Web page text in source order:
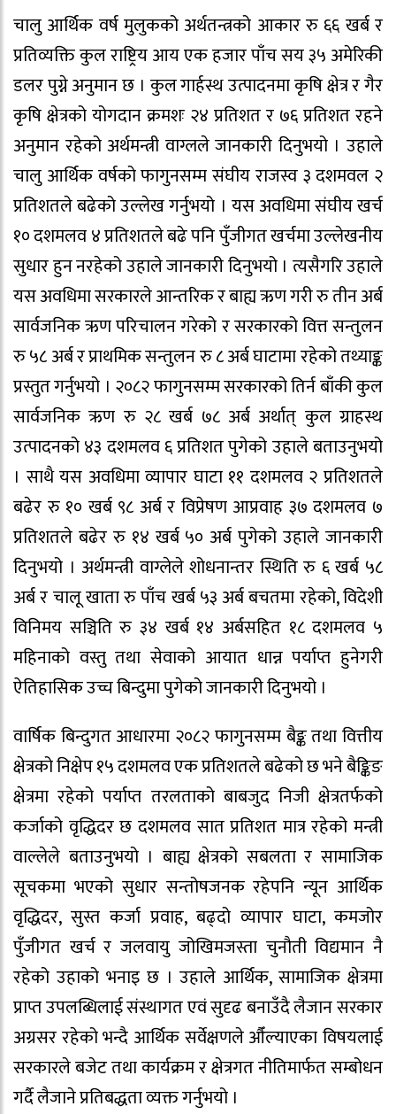
चालु आर्थिक वर्ष मुलुकको अर्थतन्त्रको आकार रु ६६ खर्ब र
प्रतिव्यक्ति कुल राष्ट्रिय आय एक हजार पाँच सय ३५ अमेरिकी
डलर पुग्ने अनुमान छ । कुल गार्हस्थ उत्पादनमा कृषि क्षेत्र र गैर
कृषि क्षेत्रको योगदान क्रमशः २४ प्रतिशत र ७६ प्रतिशत रहने
अनुमान रहेको अर्थमन्त्री वाग्लले जानकारी दिनुभयो । उहाले
चालु आर्थिक वर्षको फागुनसम्म संघीय राजस्व ३ दशमवल २
प्रतिशतले बढेको उल्लेख गर्नुभयो । यस अवधिमा संघीय खर्च
१० दशमलव ४ प्रतिशतले बढे पनि पुँजीगत खर्चमा उल्लेखनीय
सुधार हुन नरहेको उहाले जानकारी दिनुभयो । त्यसैगरि उहाले
यस अवधिमा सरकारले आन्तरिक र बाह्य ऋण गरी रु तीन अर्ब
सार्वजनिक ऋण परिचालन गरेको र सरकारको वित्त सन्तुलन
रु ५८ अर्ब र प्राथमिक सन्तुलन रु ८ अर्ब घाटामा रहेको तथ्याङ्क
प्रस्तुत गर्नुभयो । २०८२ फागुनसम्म सरकारको तिर्न बाँकी कुल
सार्वजनिक ऋण रु २८ खर्ब ७८ अर्ब अर्थात् कुल ग्राहस्थ
उत्पादनको ४३ दशमलव ६ प्रतिशत पुगेको उहाले बताउनुभयो
। साथै यस अवधिमा व्यापार घाटा ११ दशमलव २ प्रतिशतले
बढेर रु १० खर्ब ९८ अर्ब र विप्रेषण आप्रवाह ३७ दशमलव ७
प्रतिशतले बढेर रु १४ खर्ब ५० अर्ब पुगेको उहाले जानकारी
दिनुभयो । अर्थमन्त्री वाग्लेले शोधनान्तर स्थिति रु ६ खर्ब ५८
अर्ब र चालू खाता रु पाँच खर्ब ५३ अर्ब बचतमा रहेको, विदेशी
विनिमय सञ्चिति रु ३४ खर्ब १४ अर्बसहित १८ दशमलव ५
महिनाको वस्तु तथा सेवाको आयात धान्न पर्याप्त हुनेगरी
ऐतिहासिक उच्च बिन्दुमा पुगेको जानकारी दिनुभयो ।
वार्षिक बिन्दुगत आधारमा २०८२ फागुनसम्म बैङ्क तथा वित्तीय
क्षेत्रको निक्षेप १५ दशमलव एक प्रतिशतले बढेको छ भने बैङ्किङ
क्षेत्रमा रहेको पर्याप्त तरलताको बाबजुद निजी क्षेत्रतर्फको
कर्जाको वृद्धिदर छ दशमलव सात प्रतिशत मात्र रहेको मन्त्री
वाल्लेले बताउनुभयो । बाह्य क्षेत्रको सबलता र सामाजिक
सूचकमा भएको सुधार सन्तोषजनक रहेपनि न्यून आर्थिक
वृद्धिदर, सुस्त कर्जा प्रवाह, बढ्दो व्यापार घाटा, कमजोर
पुँजीगत खर्च र जलवायु जोखिमजस्ता चुनौती विद्यमान नै
रहेको उहाको भनाइ छ । उहाले आर्थिक, सामाजिक क्षेत्रमा
प्राप्त उपलब्धिलाई संस्थागत एवं सुदृढ बनाउँदै लैजान सरकार
अग्रसर रहेको भन्दै आर्थिक सर्वेक्षणले औँल्याएका विषयलाई
सरकारले बजेट तथा कार्यक्रम र क्षेत्रगत नीतिमार्फत सम्बोधन
गर्दै लैजाने प्रतिबद्धता व्यक्त गर्नुभयो ।